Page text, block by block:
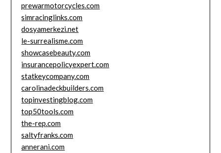
prewarmotorcycles.com
simracinglinks.com
dosyamerkezi.net
le-surrealisme.com
showcasebeauty.com
insurancepolicyexpert.com
statkeycompany.com
carolinadeckbuilders.com
topinvestingblog.com
top50tools.com
the-rep.com
saltyfranks.com
annerani.com